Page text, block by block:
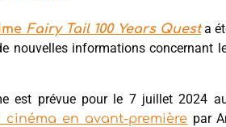
Fairy Tail 100 Years Questa
nouvelles informations concernant
est prévue pour le 7 juillet 2024
en avant-première par